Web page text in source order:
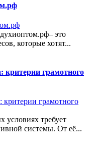
это
которые хотят...
критерии грамотного
условиях требует
системы. От её...